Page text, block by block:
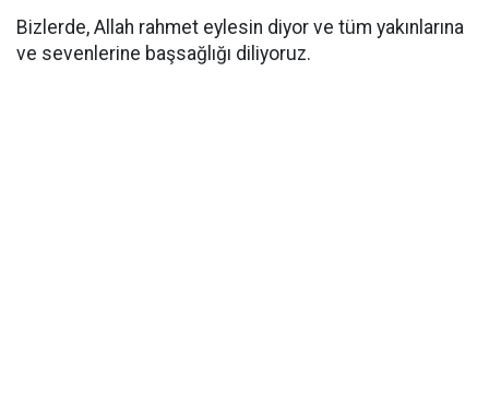
Bizlerde, Allah rahmet eylesin diyor ve tüm yakınlarına
ve sevenlerine başsağlığı diliyoruz.